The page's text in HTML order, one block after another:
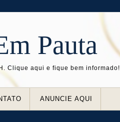
Pauta
Clique aqui e fique bem informado!
ANUNCIE AQUI